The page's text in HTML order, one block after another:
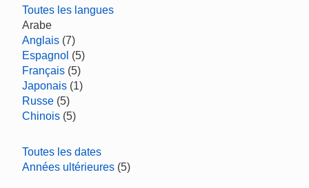
Toutes les langues
Arabe
Anglais (7)
Espagnol (5)
Français (5)
Japonais (1)
Russe (5)
Chinois (5)
Toutes les dates
Années ultérieures (5)